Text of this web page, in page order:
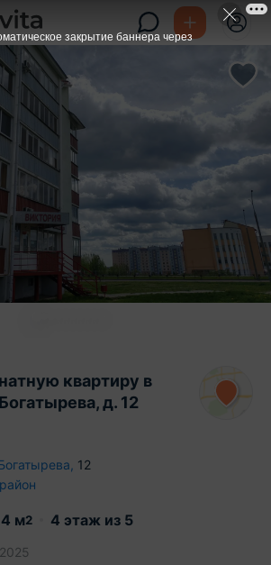
квартиру в
д. 12
12
м2 4 этаж из 5
закрытие баннера через